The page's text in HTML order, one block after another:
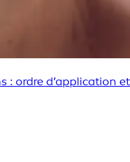
: ordre d’application et